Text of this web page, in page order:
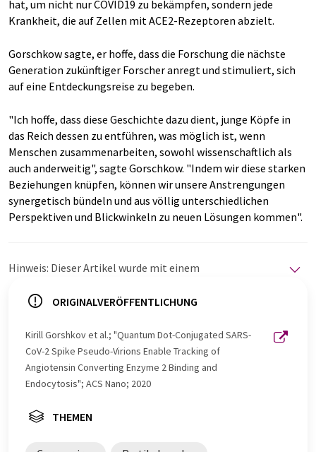
hat, um nicht nur COVID19 zu bekämpfen, sondern jede
Krankheit, die auf Zellen mit ACE2-Rezeptoren abzielt.
Gorschkow sagte, er hoffe, dass die Forschung die nächste
Generation zukünftiger Forscher anregt und stimuliert, sich
auf eine Entdeckungsreise zu begeben.
"Ich hoffe, dass diese Geschichte dazu dient, junge Köpfe in
das Reich dessen zu entführen, was möglich ist, wenn
Menschen zusammenarbeiten, sowohl wissenschaftlich als
auch anderweitig", sagte Gorschkow. "Indem wir diese starken
Beziehungen knüpfen, können wir unsere Anstrengungen
synergetisch bündeln und aus völlig unterschiedlichen
Perspektiven und Blickwinkeln zu neuen Lösungen kommen".
Hinweis: Dieser Artikel wurde mit einem
LUMITOS bietet diese automatischen Übersetzungen
Nachrichten zu präsentieren. Da dieser Artikel mit
automatischer Übersetzung übersetzt wurde, ist es
möglich, dass er Fehler im Vokabular, in der Syntax oder
in der Grammatik enthält. Den ursprünglichen Artikel in
ORIGINALVERÖFFENTLICHUNG
Kirill Gorshkov et al.; "Quantum Dot-Conjugated SARS-
CoV-2 Spike Pseudo-Virions Enable Tracking of
Angiotensin Converting Enzyme 2 Binding and
Endocytosis"; ACS Nano; 2020
THEMEN